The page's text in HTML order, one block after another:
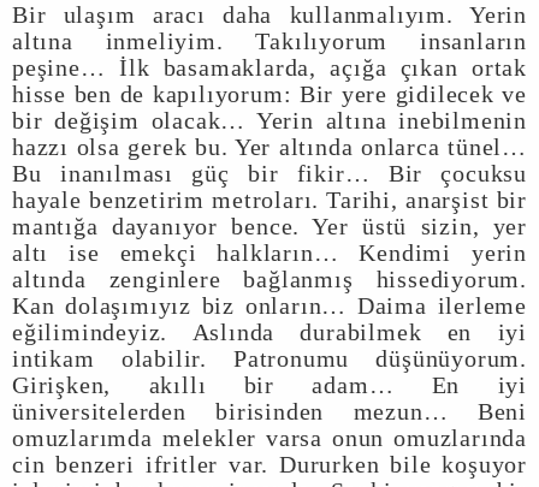
Bir ulaşım aracı daha kullanmalıyım. Yerin
altına inmeliyim. Takılıyorum insanların
peşine… İlk basamaklarda, açığa çıkan ortak
hisse ben de kapılıyorum: Bir yere gidilecek ve
bir değişim olacak… Yerin altına inebilmenin
hazzı olsa gerek bu. Yer altında onlarca tünel…
Bu inanılması güç bir fikir… Bir çocuksu
hayale benzetirim metroları. Tarihi, anarşist bir
mantığa dayanıyor bence. Yer üstü sizin, yer
altı ise emekçi halkların… Kendimi yerin
altında zenginlere bağlanmış hissediyorum.
Kan dolaşımıyız biz onların… Daima ilerleme
eğilimindeyiz. Aslında durabilmek en iyi
intikam olabilir. Patronumu düşünüyorum.
Girişken, akıllı bir adam… En iyi
üniversitelerden birisinden mezun… Beni
omuzlarımda melekler varsa onun omuzlarında
cin benzeri ifritler var. Dururken bile koşuyor